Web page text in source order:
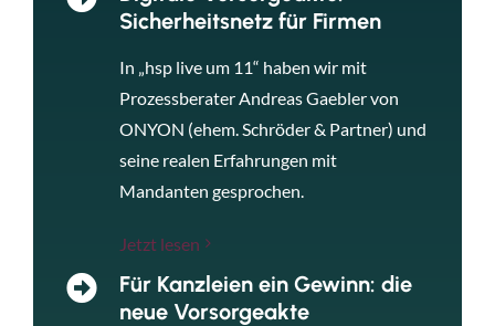
Sicherheitsnetz für Firmen
In „hsp live um 11“ haben wir mit
Prozessberater Andreas Gaebler von
ONYON (ehem. Schröder & Partner) und
seine realen Erfahrungen mit
Mandanten gesprochen.
Jetzt lesen
Für Kanzleien ein Gewinn: die
neue Vorsorgeakte